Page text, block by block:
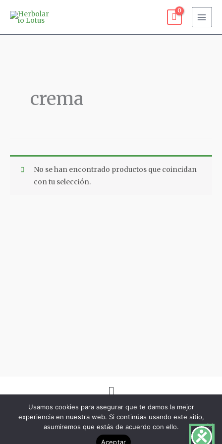
crema
No se han encontrado productos que coincidan
con tu selección.
Menú
Copyright © 2026 -Herbo Lotus- | Diseñado por BSG Spain
Usamos cookies para asegurar que te damos la mejor
experiencia en nuestra web. Si continúas usando este sitio,
asumiremos que estás de acuerdo con ello.
Aceptar